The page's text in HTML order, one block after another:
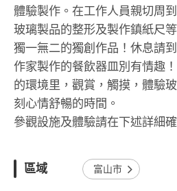
體驗製作。在工作人員親切周
玻璃製品的整形及製作鎮紙尺
獨一無二的獨創作品！休息請
作家製作的餐飲器皿別有情趣
的環境里，觀賞，觸摸，體驗
刻心情舒暢的時間。
參觀設施及體驗請在下述詳細確
區域 富山市